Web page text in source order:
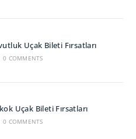
Uçak Bileti Fırsatları
0 COMMENTS
Uçak Bileti Fırsatları
0 COMMENTS